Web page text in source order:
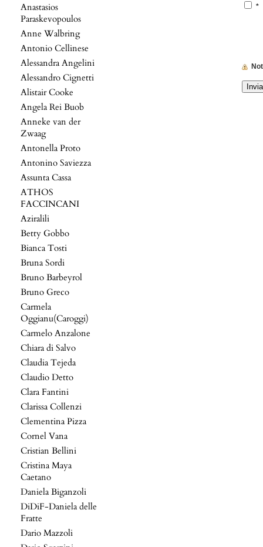
Anastasios
Paraskevopoulos
Anne Walbring
Antonio Cellinese
Alessandra Angelini
Alessandro Cignetti
Alistair Cooke
Angela Rei Buob
Anneke van der
Zwaag
Antonella Proto
Antonino Saviezza
Assunta Cassa
ATHOS
FACCINCANI
Aziralili
Betty Gobbo
Bianca Tosti
Bruna Sordi
Bruno Barbeyrol
Bruno Greco
Carmela
Oggianu(Caroggi)
Carmelo Anzalone
Chiara di Salvo
Claudia Tejeda
Claudio Detto
Clara Fantini
Clarissa Collenzi
Clementina Pizza
Cornel Vana
Cristian Bellini
Cristina Maya
Caetano
Daniela Biganzoli
DiDiF-Daniela delle
Fratte
Dario Mazzoli
*